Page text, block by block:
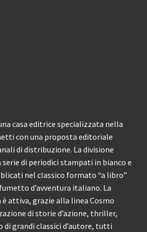
casa editrice specializzata nella
con una proposta editoriale
di distribuzione. La divisione
di periodici stampati in bianco e
nel classico formato “a libro”
d’avventura italiano. La
attiva, grazie alla linea Cosmo
di storie d’azione, thriller,
di grandi classici d’autore, tutti